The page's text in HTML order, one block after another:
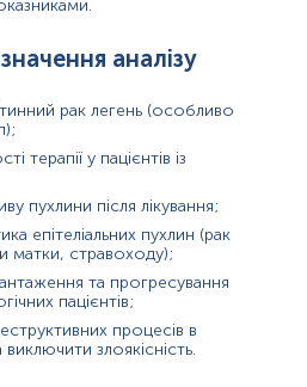
легень, особливо
новоутворення (рак
матки, стравоходу);
легень (пневмонія,
захворювання легень із
або нирок, що
маркера;
тканин або некроз.
аналізу
рак легень (особливо
терапії у пацієнтів із
пухлини після лікування;
епітеліальних пухлин (рак
матки, стравоходу);
та прогресування
пацієнтів;
процесів в
злоякісність.